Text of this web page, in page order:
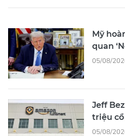
Mỹ
quan
05/08/
Jeff
triệu
05/08/